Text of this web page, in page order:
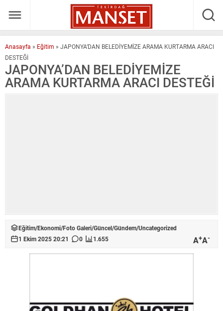
Anasayfa » Eğitim » JAPONYA’DAN BELEDİYEMİZE ARAMA KURTARMA ARACI
DESTEĞİ
JAPONYA’DAN BELEDİYEMİZE
ARAMA KURTARMA ARACI DESTEĞİ
Eğitim/Ekonomi/Foto Galeri/Güncel/Gündem/Uncategorized
1 Ekim 2025 20:21
0 1.655 A+A-